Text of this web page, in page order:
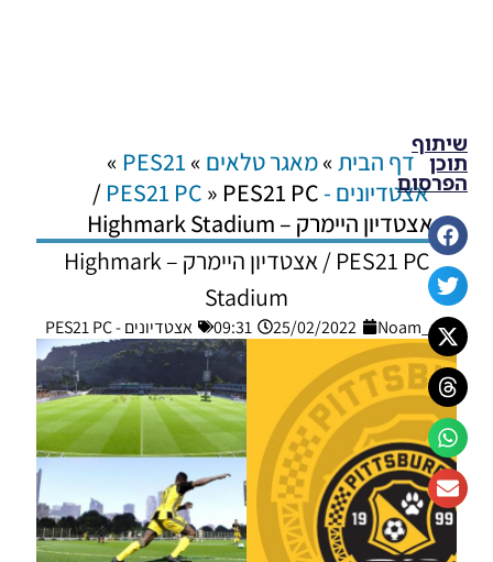
דף הבית »מאגר טלאים »
PES21
»
אצטדיונים - PES21 PC
»
PES21 PC /
אצטדיון היימרק – Highmark Stadium
PES21 PC / אצטדיון היימרק – Highmark
Stadium
Noam_r
25/02/2022
09:31 אצטדיונים - PES21 PC
שיתוף
תוכן
הפרסום